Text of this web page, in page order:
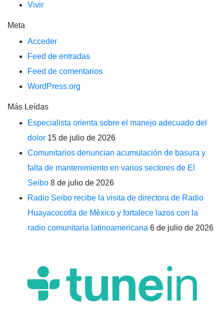
Vivir
Meta
Acceder
Feed de entradas
Feed de comentarios
WordPress.org
Más Leídas
Especialista orienta sobre el manejo adecuado del
dolor 15 de julio de 2026
Comunitarios denuncian acumulación de basura y
falta de mantenimiento en varios sectores de El
Seibo 8 de julio de 2026
Radio Seibo recibe la visita de directora de Radio
Huayacocotla de México y fortalece lazos con la
radio comunitaria latinoamericana 6 de julio de 2026